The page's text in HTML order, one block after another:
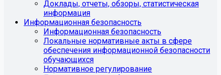
Доклады, отчеты, обзоры, статистическая
информация
Информационная безопасность
Информационная безопасность
Локальные нормативные акты в сфере
обеспечения информационной безопасности
обучающихся
Нормативное регулирование